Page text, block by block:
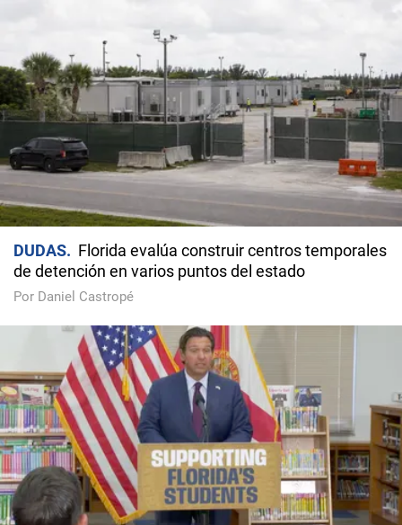
DUDAS
Florida evalúa construir centros temporales
de detención en varios puntos del estado
Por Daniel Castropé